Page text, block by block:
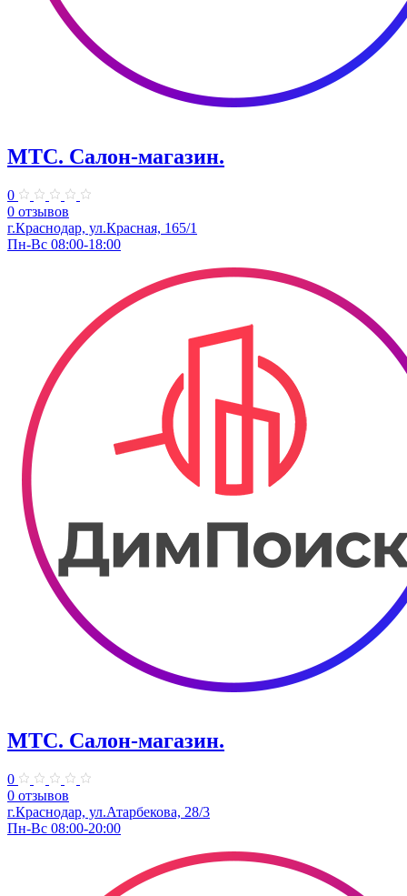
МТС. Салон-магазин.
0
0 отзывов
г.Краснодар, ул.Красная, 165/1
Пн-Вс 08:00-18:00
МТС. Салон-магазин.
0
0 отзывов
г.Краснодар, ул.Атарбекова, 28/3
Пн-Вс 08:00-20:00